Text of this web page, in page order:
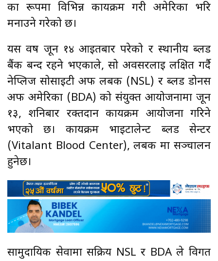
का रूपमा विभिन्न कार्यक्रम गरी अमेरिका भरि
मनाउने गरेको छ।
यस वर्ष जून १४ आइतबार परेको र स्थानीय ब्लड
बैंक बन्द रहने भएकाले, सो अवसरलाई लक्षित गर्दै
नेप्लिज सोसाइटी अफ लबक (NSL) र ब्लड डोनर्स
अफ अमेरिका (BDA) को संयुक्त आयोजनामा जून
१३, शनिबार रक्तदान कार्यक्रम आयोजना गरिने
भएको छ। कार्यक्रम भाइटालेन्ट ब्लड सेन्टर
(Vitalant Blood Center), लबक मा सञ्चालन
हुनेछ।
सामुदायिक सेवामा सक्रिय NSL र BDA ले विगत